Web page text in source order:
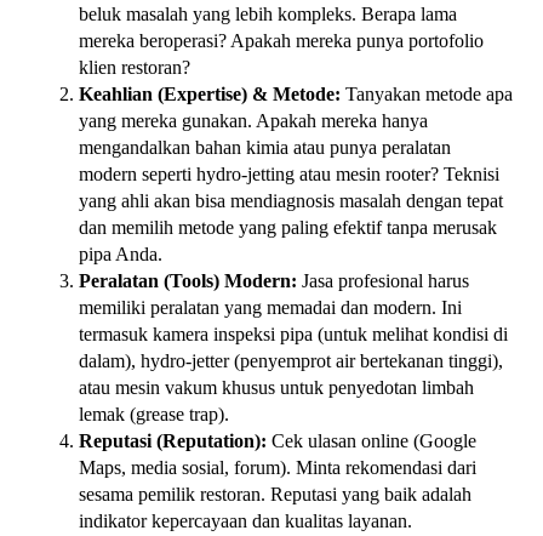
beluk masalah yang lebih kompleks. Berapa lama
mereka beroperasi? Apakah mereka punya portofolio
klien restoran?
Keahlian (Expertise) & Metode: Tanyakan metode apa
yang mereka gunakan. Apakah mereka hanya
mengandalkan bahan kimia atau punya peralatan
modern seperti hydro-jetting atau mesin rooter? Teknisi
yang ahli akan bisa mendiagnosis masalah dengan tepat
dan memilih metode yang paling efektif tanpa merusak
pipa Anda.
Peralatan (Tools) Modern: Jasa profesional harus
memiliki peralatan yang memadai dan modern. Ini
termasuk kamera inspeksi pipa (untuk melihat kondisi di
dalam), hydro-jetter (penyemprot air bertekanan tinggi),
atau mesin vakum khusus untuk penyedotan limbah
lemak (grease trap).
Reputasi (Reputation): Cek ulasan online (Google
Maps, media sosial, forum). Minta rekomendasi dari
sesama pemilik restoran. Reputasi yang baik adalah
indikator kepercayaan dan kualitas layanan.